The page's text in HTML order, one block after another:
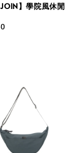
】學院風休閒